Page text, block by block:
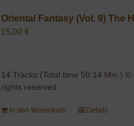
Oriental Fantasy (Vol. 9) The
15,00€
14 Tracks (Total time 50:14 Min.)
rights reserved
In den Warenkorb Details